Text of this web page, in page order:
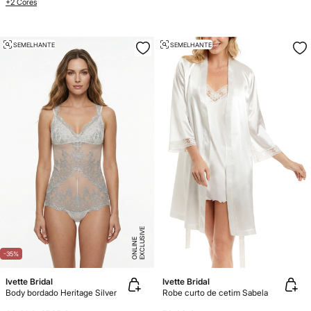
+2 Cores
-35% E
X
C
L
U
SI
V
E
O
N
LI
N
E
SEMELHANTE
Ivette Bridal
Body bordado Heritage Silver
SEMELHANTE
Ivette Bridal
Robe curto de cetim Sabela